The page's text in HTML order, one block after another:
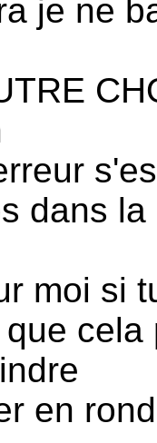
je ne
dans la
moi si
en rond